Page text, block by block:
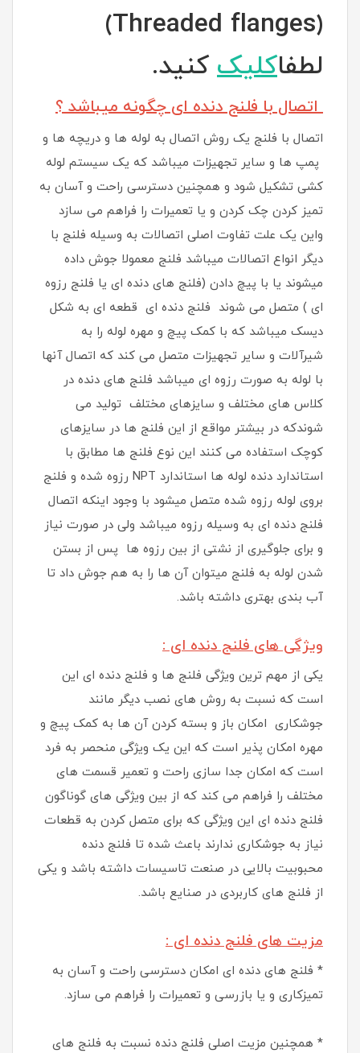
(Threaded flanges)
لطفاکلیککنید.
اتصال با فلنج دنده ای چگونه میباشد ؟
اتصال با فلنج یک روش اتصال به لوله ها و دریچه ها و
پمپ ها و سایر تجهیزات میباشد که یک سیستم لوله
کشی تشکیل شود و همچنین دسترسی راحت و آسان به
تمیز کردن چک کردن و یا تعمیرات را فراهم می سازد
واین یک علت تفاوت اصلی اتصالات به وسیله فلنج با
دیگر انواع اتصالات میباشد فلنج معمولا جوش داده
میشوند یا با پیچ دادن (فلنج های دنده ای یا فلنج رزوه
ای ) متصل می شوند فلنج دنده ای قطعه ای به شکل
دیسک میباشد که با کمک پیچ و مهره لوله را به
شیرآلات و سایر تجهیزات متصل می کند که اتصال آنها
با لوله به صورت رزوه ای میباشد فلنج های دنده در
کلاس های مختلف و سایزهای مختلف تولید می
شوندکه در بیشتر مواقع از این فلنج ها در سایزهای
کوچک استفاده می کنند این نوع فلنج ها مطابق با
استاندارد دنده لوله ها استاندارد NPT رزوه شده و فلنج
بروی لوله رزوه شده متصل میشود با وجود اینکه اتصال
فلنج دنده ای به وسیله رزوه میباشد ولی در صورت نیاز
و برای جلوگیری از نشتی از بین رزوه ها پس از بستن
شدن لوله به فلنج میتوان آن ها را به هم جوش داد تا
آب بندی بهتری داشته باشد.
ویژگی ‌های فلنج دنده ای :
یکی از مهم ترین ویژگی فلنج ها و فلنج دنده ای این
است که نسبت به روش های نصب دیگر مانند
جوشکاری امکان باز و بسته کردن آن ها به کمک پیچ و
مهره امکان پذیر است که این یک ویژگی منحصر به فرد
است که امکان جدا سازی راحت و تعمیر قسمت های
مختلف را فراهم می کند که از بین ویژگی های گوناگون
فلنج دنده ای این ویژگی که برای متصل کردن به قطعات
نیاز به جوشکاری ندارند باعث شده تا فلنج دنده
محبوبیت بالایی در صنعت تاسیسات داشته باشد و یکی
از فلنج های کاربردی در صنایع باشد.
مزیت های فلنج دنده ای :
* فلنج های دنده ای امکان دسترسی راحت و آسان به
تمیزکاری و یا بازرسی و تعمیرات را فراهم می سازد.
* همچنین مزیت اصلی فلنج دنده نسبت به فلنج های